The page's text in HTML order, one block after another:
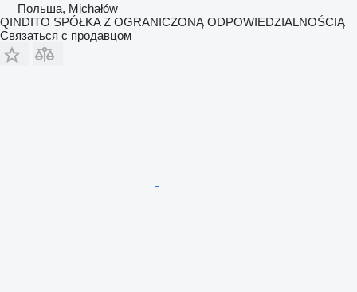
Польша, Michałów
QINDITO SPÓŁKA Z OGRANICZONĄ ODPOWIEDZIALNOŚCIĄ
Связаться с продавцом